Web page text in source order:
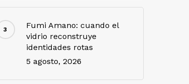
Fumi Amano: cuando el
vidrio reconstruye
identidades rotas
5 agosto, 2026